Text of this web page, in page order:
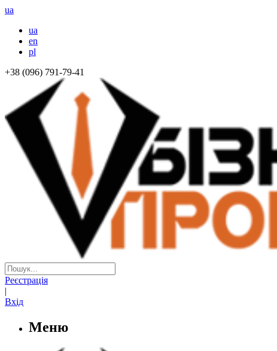
ua
ua
en
pl
+38 (096) 791-79-41
Реєстрація
|
Вхід
Меню